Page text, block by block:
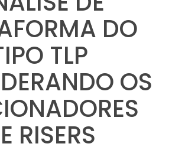
DO
TLP
OS
RISERS